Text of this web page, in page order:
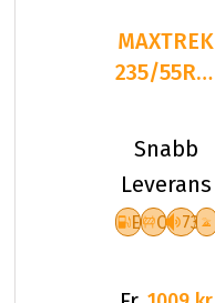
MAXTREK
235/55R17
TREK M7
Snabb
Leverans
E C 73